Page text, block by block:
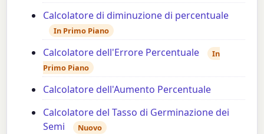
Calcolatore di diminuzione di percentuale
In Primo Piano
Calcolatore dell'Errore Percentuale
In
Primo Piano
Calcolatore dell'Aumento Percentuale
Calcolatore del Tasso di Germinazione dei
Semi
Nuovo